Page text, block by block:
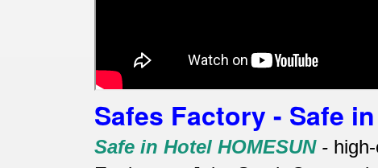
Safes Factory - Safe
Safe in Hotel HOMESUN-